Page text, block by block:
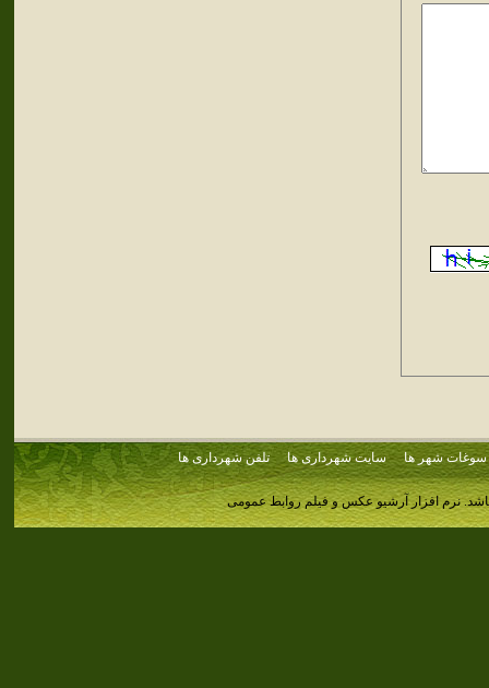
سوغات شهر ها سایت شهرداری ها تلفن شهرداری ها
نرم افزار آرشیو عکس و فیلم روابط عمومی